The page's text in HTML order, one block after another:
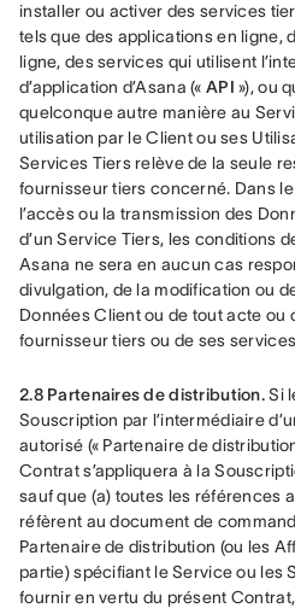
installer ou activer des services
tels que des applications en ligne,
ligne, des services qui utilisent
d’application d’Asana (« API »), ou
quelconque autre manière au
utilisation par le Client ou ses
Services Tiers relève de la seule
fournisseur tiers concerné. Dans
l’accès ou la transmission des
d’un Service Tiers, les conditions
Asana ne sera en aucun cas
divulgation, de la modification ou
Données Client ou de tout acte ou
fournisseur tiers ou de ses
2.8 Partenaires de distribution. Si
Souscription par l’intermédiaire
autorisé (« Partenaire de
Contrat s’appliquera à la
sauf que (a) toutes les références
réfèrent au document de
Partenaire de distribution (ou les
partie) spécifiant le Service ou les
fournir en vertu du présent